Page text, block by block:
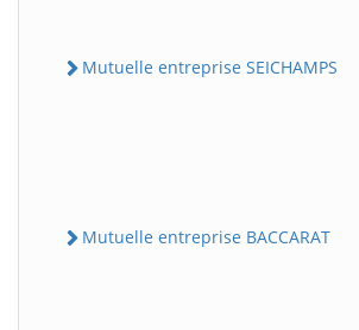
Mutuelle entreprise SEICHAMPS
Mutuelle entreprise BACCARAT